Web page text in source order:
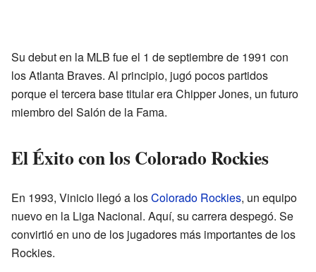
Su debut en la MLB fue el 1 de septiembre de 1991 con
los Atlanta Braves. Al principio, jugó pocos partidos
porque el tercera base titular era Chipper Jones, un futuro
miembro del Salón de la Fama.
El Éxito con los Colorado Rockies
En 1993, Vinicio llegó a losColorado Rockies, un equipo
nuevo en la Liga Nacional. Aquí, su carrera despegó. Se
convirtió en uno de los jugadores más importantes de los
Rockies.